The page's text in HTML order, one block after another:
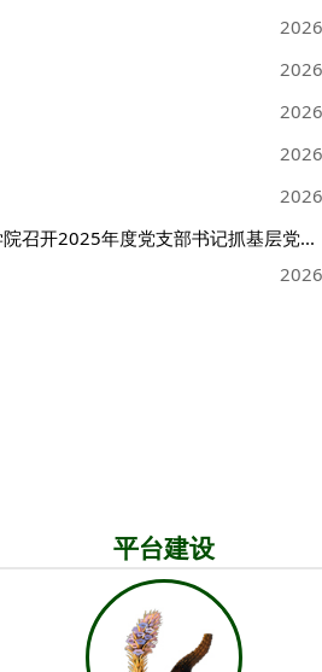
召开2025年度党支部书记抓基层党...
平台建设